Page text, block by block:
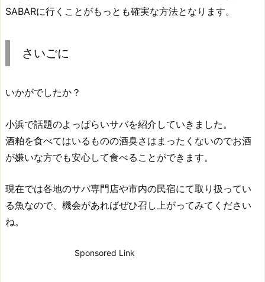
SABARに行くことがもっとも確実な方法となります。
さいごに
いかがでしたか？
小浜で話題のよっぱらいサバを紹介していきました。
酒粕を食べてはいるものの酒臭さはまったくないのでお酒
が嫌いな方でも安心して食べることができます。
現在では各地のサバ専門店や市内の民宿にて取り扱ってい
る魚なので、機会があればぜひ召し上がってみてください
ね。
Sponsored Link